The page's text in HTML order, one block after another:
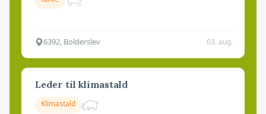
6392, Bolderslev 03. aug.
Leder til klimastald
Klimastald